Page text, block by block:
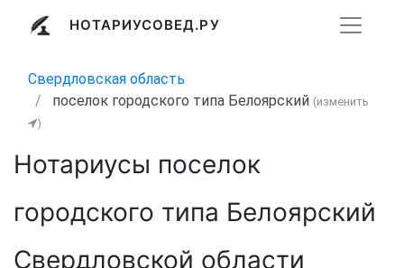
НОТАРИУСОВЕД.РУ
Свердловская область
поселок городского типа Белоярский (изменить
)
Нотариусы поселок
городского типа Белоярский
Свердловской области